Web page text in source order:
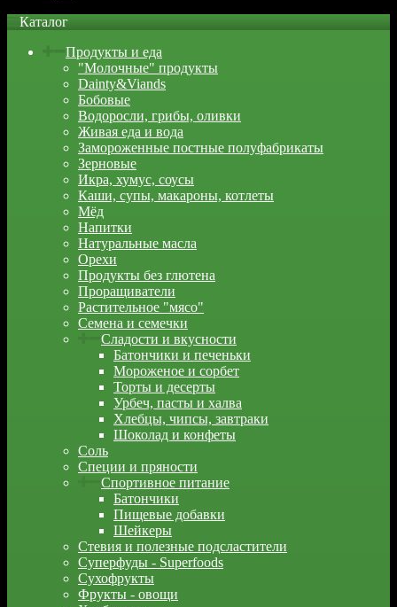
Каталог
Продукты и еда
"Молочные" продукты
Dainty&Viands
Бобовые
Водоросли, грибы, оливки
Живая еда и вода
Замороженные постные полуфабрикаты
Зерновые
Икра, хумус, соусы
Каши, супы, макароны, котлеты
Мёд
Напитки
Натуральные масла
Орехи
Продукты без глютена
Проращиватели
Растительное "мясо"
Семена и семечки
Сладости и вкусности
Батончики и печеньки
Мороженое и сорбет
Торты и десерты
Урбеч, пасты и халва
Хлебцы, чипсы, завтраки
Шоколад и конфеты
Соль
Специи и пряности
Спортивное питание
Батончики
Пищевые добавки
Шейкеры
Стевия и полезные подсластители
Суперфуды - Superfoods
Сухофрукты
Фрукты - овощи